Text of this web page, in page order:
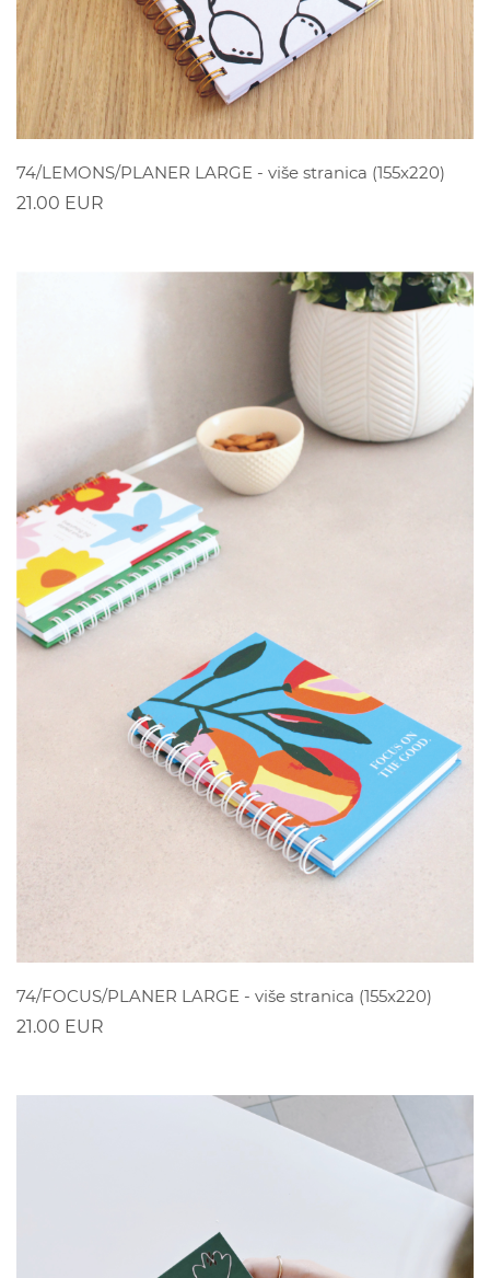
POGLEDAJ
74/LEMONS/PLANER LARGE - više stranica (155x220)
21.00 EUR
POGLEDAJ
74/FOCUS/PLANER LARGE - više stranica (155x220)
21.00 EUR